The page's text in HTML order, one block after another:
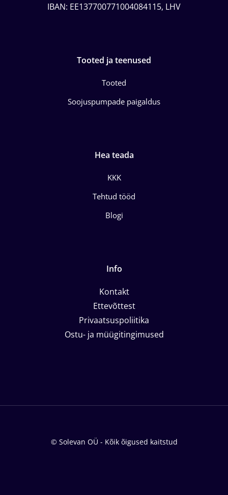
IBAN: EE137700771004084115, LHV
Tooted ja teenused
Tooted
Soojuspumpade paigaldus
Hea teada
KKK
Tehtud tööd
Blogi
Info
Kontakt
Ettevõttest
Privaatsuspoliitika
Ostu- ja müügitingimused
© Solevan OÜ - Kõik õigused kaitstud